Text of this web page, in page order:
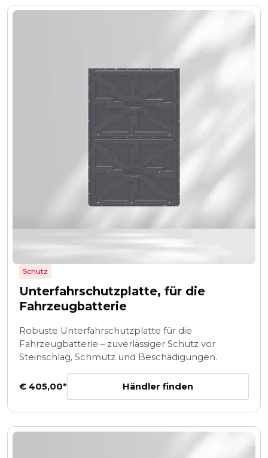
Schutz
Unterfahrschutzplatte, für die
Fahrzeugbatterie
Robuste Unterfahrschutzplatte für die
Fahrzeugbatterie – zuverlässiger Schutz vor
Steinschlag, Schmutz und Beschädigungen.
€ 405,00* Händler finden